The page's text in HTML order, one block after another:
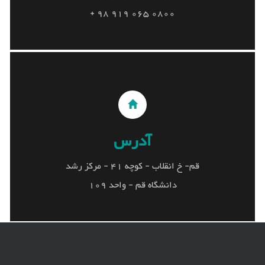
0800 065 919 98 +
0800 065 919 98 +
آدرس
قم- خ انقلاب - کوچه 41 - مرکز رشد
دانشگاه قم - واحد 109
آدرس
قم- خ انقلاب - کوچه 41 - مرکز رشد
دانشگاه قم - واحد 109